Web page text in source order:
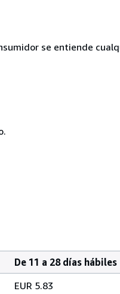
se entiende
De 11 a 28 días hábiles
EUR 5.83